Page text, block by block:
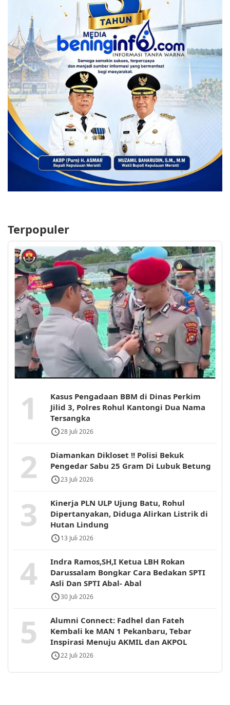
Terpopuler
1
Kasus Pengadaan BBM di Dinas Perkim
Jilid 3, Polres Rohul Kantongi Dua Nama
Tersangka
28 Juli 2026
2
Diamankan Dikloset !! Polisi Bekuk
Pengedar Sabu 25 Gram Di Lubuk Betung
23 Juli 2026
3
Kinerja PLN ULP Ujung Batu, Rohul
Dipertanyakan, Diduga Alirkan Listrik di
Hutan Lindung
13 Juli 2026
4
Indra Ramos,SH,I Ketua LBH Rokan
Darussalam Bongkar Cara Bedakan SPTI
Asli Dan SPTI Abal- Abal
30 Juli 2026
5
Alumni Connect: Fadhel dan Fateh
Kembali ke MAN 1 Pekanbaru, Tebar
Inspirasi Menuju AKMIL dan AKPOL
22 Juli 2026